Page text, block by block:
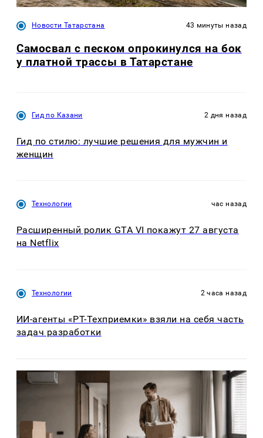
Новости Татарстана 43 минуты назад
Самосвал с песком опрокинулся на бок
у платной трассы в Татарстане
Гид по Казани 2 дня назад
Гид по стилю: лучшие решения для мужчин и
женщин
Технологии час назад
Расширенный ролик GTA VI покажут 27 августа
на Netflix
Технологии 2 часа назад
ИИ-агенты «РТ-Техприемки» взяли на себя часть
задач разработки